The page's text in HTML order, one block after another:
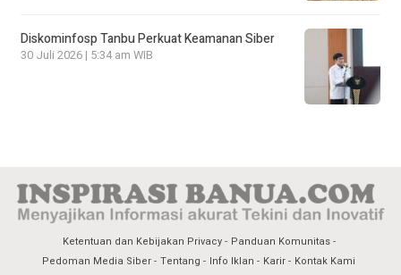
Diskominfosp Tanbu Perkuat Keamanan Siber
30 Juli 2026 | 5:34 am WIB
Ketentuan dan Kebijakan Privacy
Panduan Komunitas
Pedoman Media Siber Tentang Info Iklan Karir Kontak Kami